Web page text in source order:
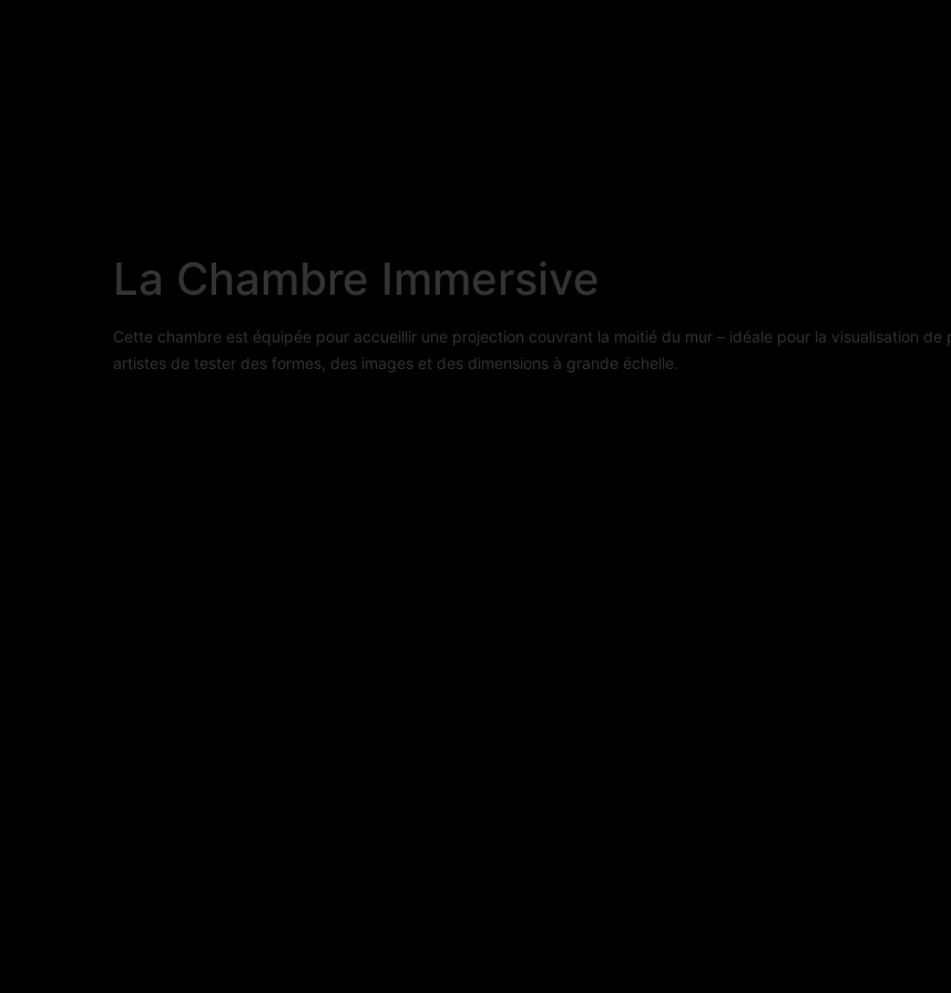
La Chambre Immersive
Cette chambre est équipée pour accueillir une projection couvrant la moitié du mur – idéale pour la visualisation de
artistes de tester des formes, des images et des dimensions à grande échelle.